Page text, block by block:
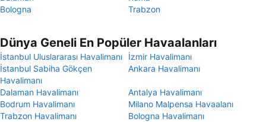
Bologna
Trabzon
Dünya Geneli En Popüler Havaalanları
İstanbul Uluslararası Havalimanı
İzmir Havalimanı
İstanbul Sabiha Gökçen
Havalimanı
Ankara Havalimanı
Dalaman Havalimanı
Antalya Havalimanı
Bodrum Havalimanı
Milano Malpensa Havaalanı
Trabzon Havalimanı
Bologna Havalimanı